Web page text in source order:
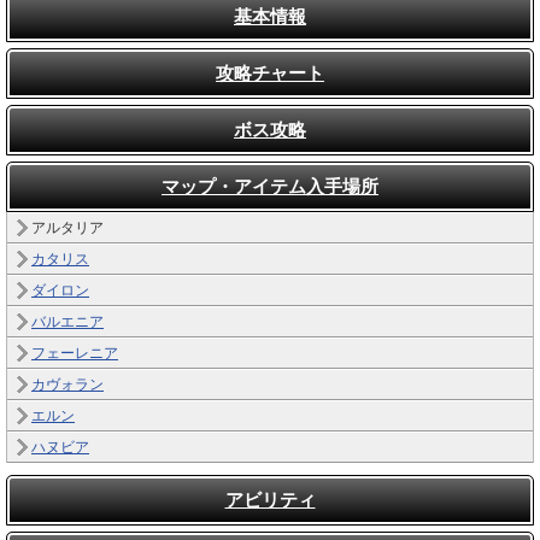
基本情報
攻略チャート
ボス攻略
マップ・アイテム入手場所
アルタリア
カタリス
ダイロン
バルエニア
フェーレニア
カヴォラン
エルン
ハヌビア
アビリティ